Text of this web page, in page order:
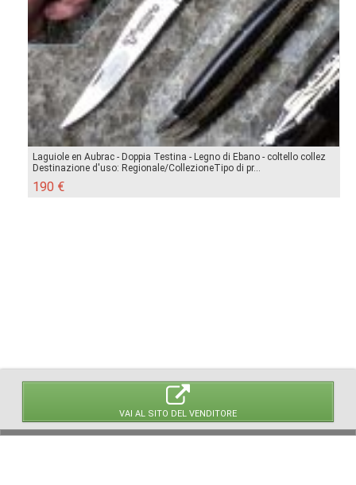
VAI AL SITO DEL VENDITORE
Laguiole en Aubrac - Doppia Testina - Legno di Ebano - coltello collez
Destinazione d'uso: Regionale/CollezioneTipo di pr...
190 €